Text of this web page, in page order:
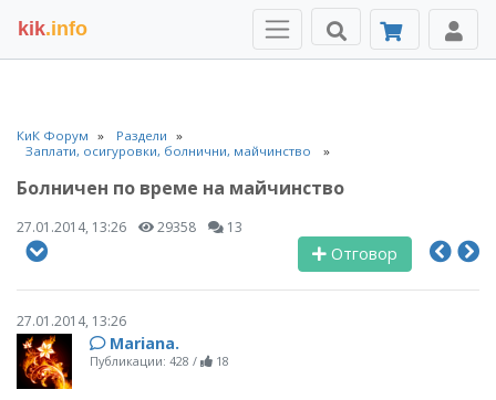
kik.info
КиК Форум
Раздели
Заплати, осигуровки, болнични, майчинство
Болничен по време на майчинство
27.01.2014, 13:26 29358 13
Отговор
27.01.2014, 13:26
Mariana.
Публикации: 428 / 18